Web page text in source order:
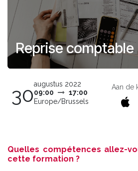
Reprise comptable
30augustus 2022
09:00
17:00
Europe/Brussels
Aan de
Quelles compétences allez-
cette formation ?